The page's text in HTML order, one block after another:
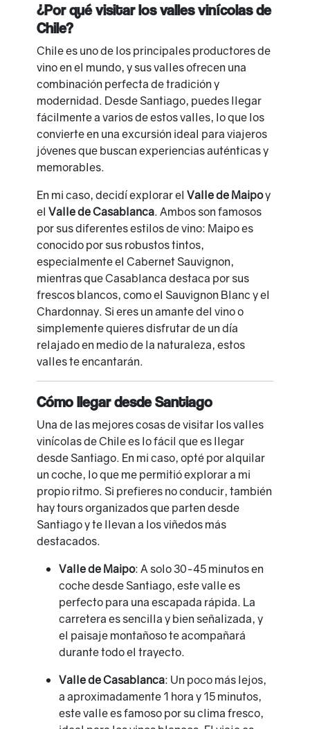
¿Por qué visitar los valles vinícolas de
Chile?
Chile es uno de los principales productores de
vino en el mundo, y sus valles ofrecen una
combinación perfecta de tradición y
modernidad. Desde Santiago, puedes llegar
fácilmente a varios de estos valles, lo que los
convierte en una excursión ideal para viajeros
jóvenes que buscan experiencias auténticas y
memorables.
En mi caso, decidí explorar el Valle de Maipoy
el Valle de Casablanca. Ambos son famosos
por sus diferentes estilos de vino: Maipo es
conocido por sus robustos tintos,
especialmente el Cabernet Sauvignon,
mientras que Casablanca destaca por sus
frescos blancos, como el Sauvignon Blanc y el
Chardonnay. Si eres un amante del vino o
simplemente quieres disfrutar de un día
relajado en medio de la naturaleza, estos
valles te encantarán.
Cómo llegar desde Santiago
Una de las mejores cosas de visitar los valles
vinícolas de Chile es lo fácil que es llegar
desde Santiago. En mi caso, opté por alquilar
un coche, lo que me permitió explorar a mi
propio ritmo. Si prefieres no conducir, también
hay tours organizados que parten desde
Santiago y te llevan a los viñedos más
destacados.
Valle de Maipo: A solo 30-45 minutos en
coche desde Santiago, este valle es
perfecto para una escapada rápida. La
carretera es sencilla y bien señalizada, y
el paisaje montañoso te acompañará
durante todo el trayecto.
Valle de Casablanca: Un poco más lejos,
a aproximadamente 1 hora y 15 minutos,
este valle es famoso por su clima fresco,